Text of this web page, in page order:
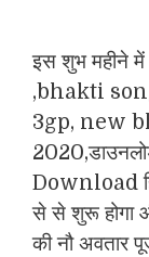
इस शुभ महीने में
,bhakti
3gp, new
Download
से से शुरू होगा
की नौ अवतार